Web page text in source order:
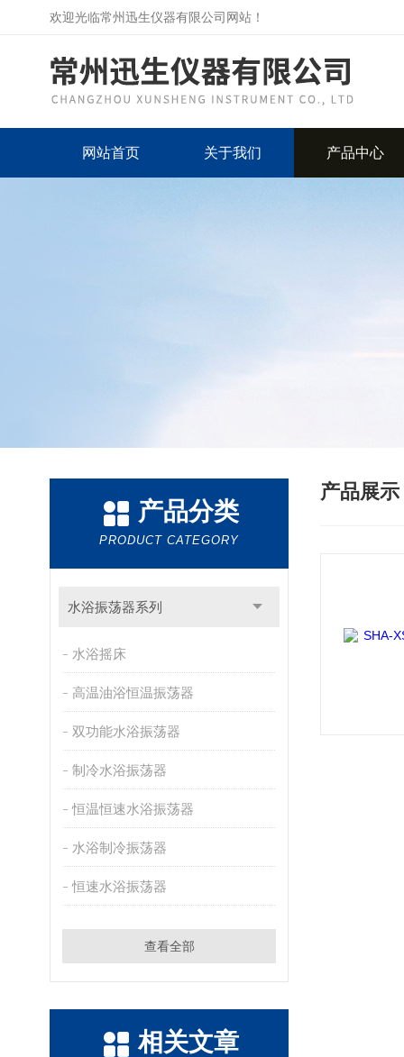
欢迎光临常州迅生仪器有限公司网站！
网站首页 关于我们 产品中心
产品分类
PRODUCT CATEGORY
水浴振荡器系列
水浴摇床
高温油浴恒温振荡器
双功能水浴振荡器
制冷水浴振荡器
恒温恒速水浴振荡器
水浴制冷振荡器
恒速水浴振荡器
查看全部
相关文章
产品展示